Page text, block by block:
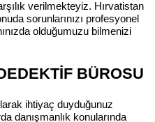
verilmekteyiz. Hırvatistan
sorunlarınızı profesyonel
olduğumuzu bilmenizi
BÜROSU
ihtiyaç duyduğunuz
danışmanlık konularında